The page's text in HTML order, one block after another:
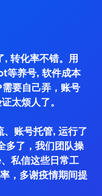
转化率不错。用
养号, 软件成本
要自己弄，账号
太烦人了。
账号托管, 运行了
多了，我们团队操
私信这些日常工
，多谢疫情期间提